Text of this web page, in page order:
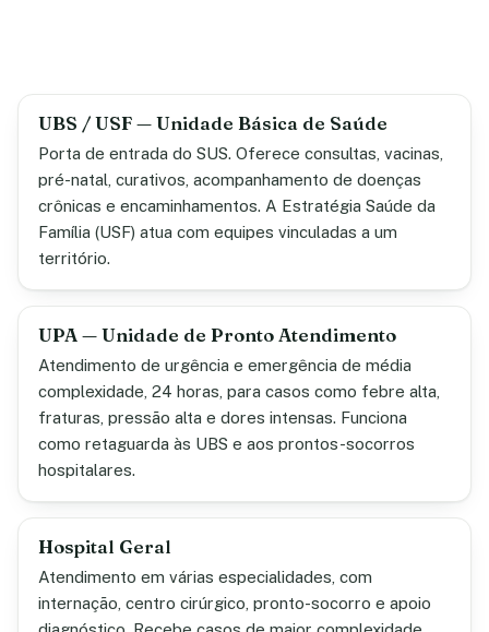
UBS / USF — Unidade Básica de Saúde
Porta de entrada do SUS. Oferece consultas, vacinas,
pré-natal, curativos, acompanhamento de doenças
crônicas e encaminhamentos. A Estratégia Saúde da
Família (USF) atua com equipes vinculadas a um
território.
UPA — Unidade de Pronto Atendimento
Atendimento de urgência e emergência de média
complexidade, 24 horas, para casos como febre alta,
fraturas, pressão alta e dores intensas. Funciona
como retaguarda às UBS e aos prontos-socorros
hospitalares.
Hospital Geral
Atendimento em várias especialidades, com
internação, centro cirúrgico, pronto-socorro e apoio